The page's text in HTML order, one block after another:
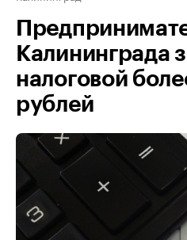
Калининграда
налоговой
рублей